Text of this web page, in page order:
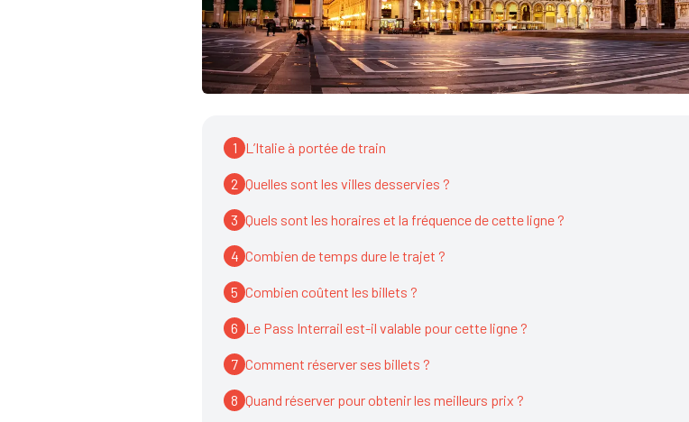
1 L’Italie à portée de train
2 Quelles sont les villes desservies ?
3 Quels sont les horaires et la fréquence de cette ligne ?
4 Combien de temps dure le trajet ?
5 Combien coûtent les billets ?
6 Le Pass Interrail est-il valable pour cette ligne ?
7 Comment réserver ses billets ?
8 Quand réserver pour obtenir les meilleurs prix ?